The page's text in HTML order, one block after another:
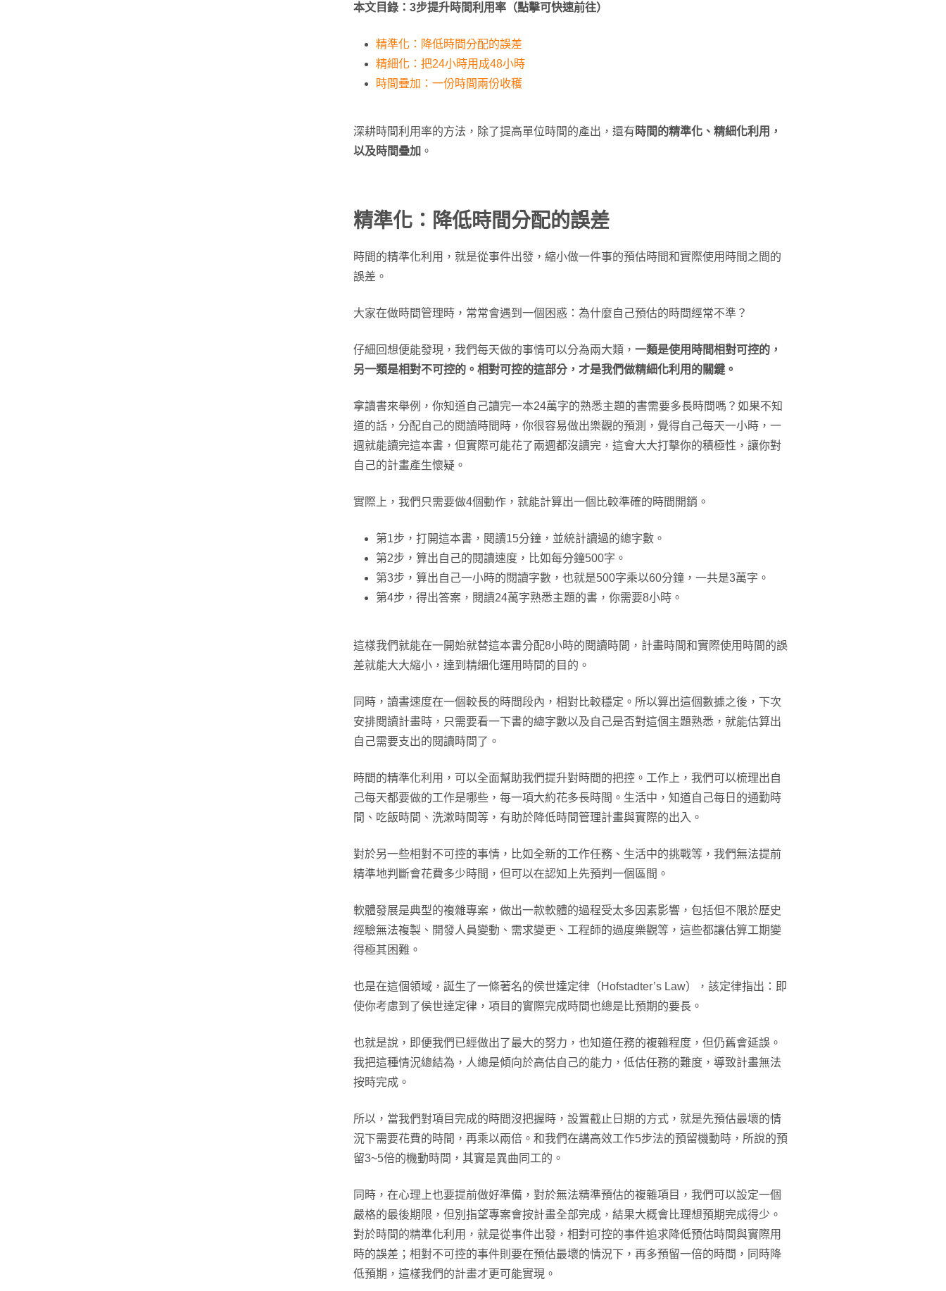
本文目錄：3步提升時間利用率（點擊可快速前往）
精準化：降低時間分配的誤差
精細化：把24小時用成48小時
時間疊加：一份時間兩份收穫
深耕時間利用率的方法，除了提高單位時間的產出，還有 時間的精準化、精細化利用，
以及時間疊加 。
精準化：降低時間分配的誤差
時間的精準化利用，就是從事件出發，縮小做一件事的預估時間和實際使用時間之間的
誤差。
大家在做時間管理時，常常會遇到一個困惑：為什麼自己預估的時間經常不準？
仔細回想便能發現，我們每天做的事情可以分為兩大類， 一類是使用時間相對可控的，
另一類是相對不可控的。相對可控的這部分，才是我們做精細化利用的關鍵。
拿讀書來舉例，你知道自己讀完一本24萬字的熟悉主題的書需要多長時間嗎？如果不知
道的話，分配自己的閱讀時間時，你很容易做出樂觀的預測，覺得自己每天一小時，一
週就能讀完這本書，但實際可能花了兩週都沒讀完，這會大大打擊你的積極性，讓你對
自己的計畫產生懷疑。
實際上，我們只需要做4個動作，就能計算出一個比較準確的時間開銷。
第1步，打開這本書，閱讀15分鐘，並統計讀過的總字數。
第2步，算出自己的閱讀速度，比如每分鐘500字。
第3步，算出自己一小時的閱讀字數，也就是500字乘以60分鐘，一共是3萬字。
第4步，得出答案，閱讀24萬字熟悉主題的書，你需要8小時。
這樣我們就能在一開始就替這本書分配8小時的閱讀時間，計畫時間和實際使用時間的誤
差就能大大縮小，達到精細化運用時間的目的。
同時，讀書速度在一個較長的時間段內，相對比較穩定。所以算出這個數據之後，下次
安排閱讀計畫時，只需要看一下書的總字數以及自己是否對這個主題熟悉，就能估算出
自己需要支出的閱讀時間了。
時間的精準化利用，可以全面幫助我們提升對時間的把控。工作上，我們可以梳理出自
己每天都要做的工作是哪些，每一項大約花多長時間。生活中，知道自己每日的通勤時
間、吃飯時間、洗漱時間等，有助於降低時間管理計畫與實際的出入。
對於另一些相對不可控的事情，比如全新的工作任務、生活中的挑戰等，我們無法提前
精準地判斷會花費多少時間，但可以在認知上先預判一個區間。
軟體發展是典型的複雜專案，做出一款軟體的過程受太多因素影響，包括但不限於歷史
經驗無法複製、開發人員變動、需求變更、工程師的過度樂觀等，這些都讓估算工期變
得極其困難。
也是在這個領域，誕生了一條著名的侯世達定律（Hofstadter’s Law），該定律指出：即
使你考慮到了侯世達定律，項目的實際完成時間也總是比預期的要長。
也就是說，即便我們已經做出了最大的努力，也知道任務的複雜程度，但仍舊會延誤。
我把這種情況總結為，人總是傾向於高估自己的能力，低估任務的難度，導致計畫無法
按時完成。
所以，當我們對項目完成的時間沒把握時，設置截止日期的方式，就是先預估最壞的情
況下需要花費的時間，再乘以兩倍。和我們在講高效工作5步法的預留機動時，所說的預
留3~5倍的機動時間，其實是異曲同工的。
同時，在心理上也要提前做好準備，對於無法精準預估的複雜項目，我們可以設定一個
嚴格的最後期限，但別指望專案會按計畫全部完成，結果大概會比理想預期完成得少。
對於時間的精準化利用，就是從事件出發，相對可控的事件追求降低預估時間與實際用
時的誤差；相對不可控的事件則要在預估最壞的情況下，再多預留一倍的時間，同時降
低預期，這樣我們的計畫才更可能實現。